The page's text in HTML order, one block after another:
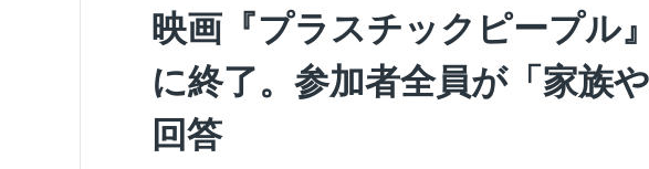
映画『プラスチックピープル
に終了。参加者全員が「家族
回答